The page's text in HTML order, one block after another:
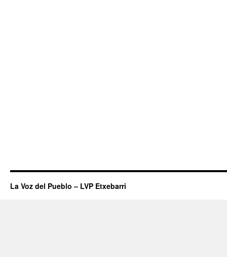
La Voz del Pueblo – LVP Etxebarri